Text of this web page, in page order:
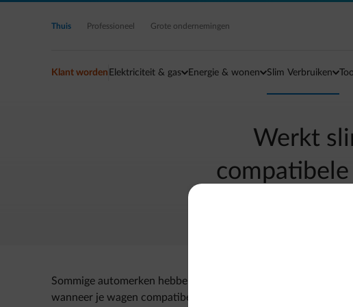
Ga naar de hoofdinhoud
Thuis Professioneel Grote ondernemingen
Klant worden Elektriciteit & gas Energie & wonen Slim Verbruiken
Werkt
Sommige automerken hebben beperkingen waardoor je niet
wanneer je wagen compatibel is met de Smart App. Check in